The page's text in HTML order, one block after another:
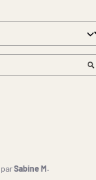
parSabine M.